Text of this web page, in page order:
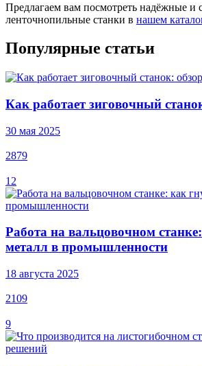
Предлагаем вам посмотреть надёжные и
ленточнопильные станки в нашем
Популярные статьи
Как работает зиговочный
30 мая 2025
2879
12
Работа на вальцовочном
металл в промышленности
18 августа 2025
2109
9